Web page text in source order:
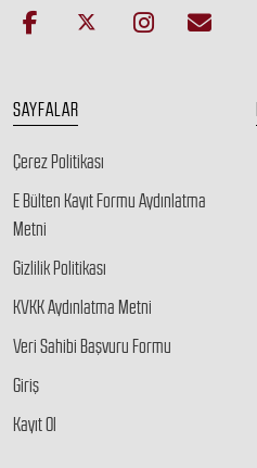
SAYFALAR
Çerez Politikası
E Bülten Kayıt Formu Aydınlatma
Metni
Gizlilik Politikası
KVKK Aydınlatma Metni
Veri Sahibi Başvuru Formu
Giriş
Kayıt Ol